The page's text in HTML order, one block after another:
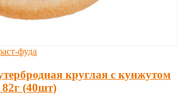
фуда
круглая с кунжутом
(40шт)